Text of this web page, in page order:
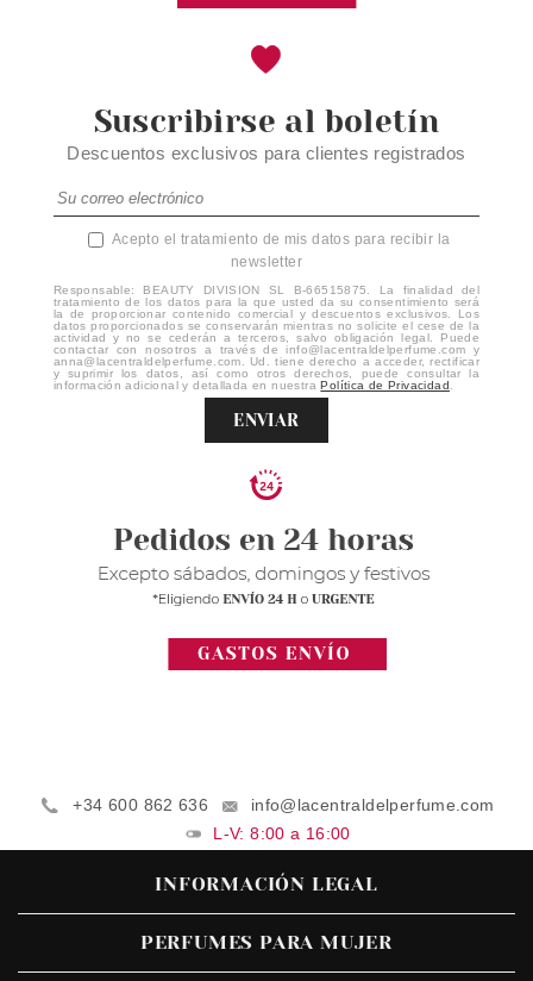
Suscribirse al boletín
Descuentos exclusivos para clientes registrados
Acepto el tratamiento de mis datos para recibir la
newsletter
Responsable: BEAUTY DIVISION SL B-66515875. La finalidad del
tratamiento de los datos para la que usted da su consentimiento será
la de proporcionar contenido comercial y descuentos exclusivos. Los
datos proporcionados se conservarán mientras no solicite el cese de la
actividad y no se cederán a terceros, salvo obligación legal. Puede
contactar con nosotros a través de info@lacentraldelperfume.com y
anna@lacentraldelperfume.com. Ud. tiene derecho a acceder, rectificar
y suprimir los datos, así como otros derechos, puede consultar la
información adicional y detallada en nuestraPolítica de Privacidad
ENVIAR
+34 600 862 636
info@lacentraldelperfume.com
L-V: 8:00 a 16:00
INFORMACIÓN LEGAL
PERFUMES PARA MUJER